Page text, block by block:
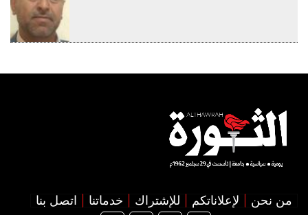
من نحن لإعلاناتكم للإشتراك خدماتنا اتصل بنا